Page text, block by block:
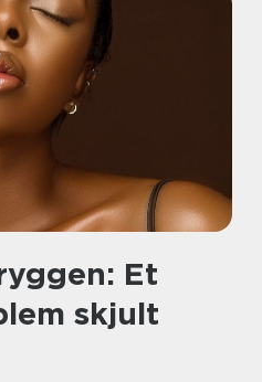
Et
skjult